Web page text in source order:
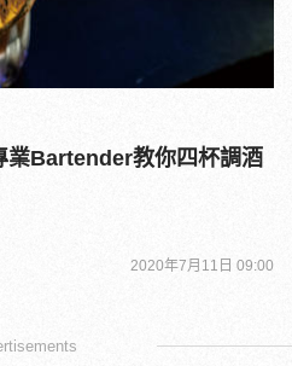
Bartender教你四杯調酒
2020年7月11日 09:00